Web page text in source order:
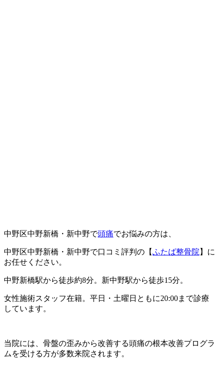
中野区中野新橋・新中野で頭痛でお悩みの方は、
中野区中野新橋・新中野で口コミ評判の【ふたば整骨院】に
お任せください。
中野新橋駅から徒歩約8分。新中野駅から徒歩15分。
女性施術スタッフ在籍。平日・土曜日ともに20:00まで診療
しています。
当院には、骨盤の歪みから改善する頭痛の根本改善プログラ
ムを受ける方が多数来院されます。